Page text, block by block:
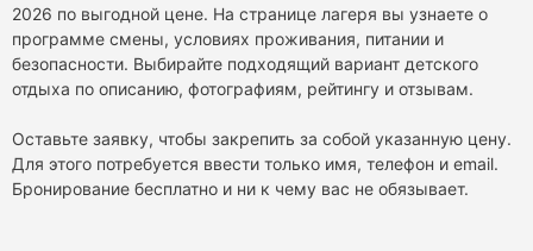
2026 по выгодной цене. На странице лагеря вы узнаете о
программе смены, условиях проживания, питании и
безопасности. Выбирайте подходящий вариант детского
отдыха по описанию, фотографиям, рейтингу и отзывам.
Оставьте заявку, чтобы закрепить за собой указанную цену.
Для этого потребуется ввести только имя, телефон и email.
Бронирование бесплатно и ни к чему вас не обязывает.